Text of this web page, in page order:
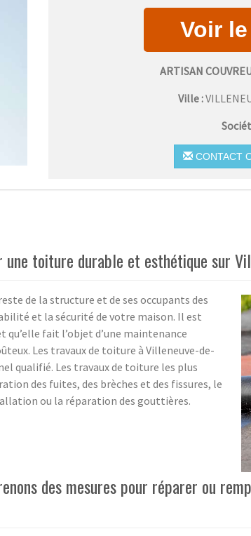
ARTISAN
Ville :
CONTACT
toiture durable et esthétique sur
de la structure et de ses occupants des
et la sécurité de votre maison. Il est
fait l’objet d’une maintenance
Les travaux de toiture à Villeneuve-de-
qualifié. Les travaux de toiture les plus
des fuites, des brèches et des fissures, le
ou la réparation des gouttières.
des mesures pour réparer ou